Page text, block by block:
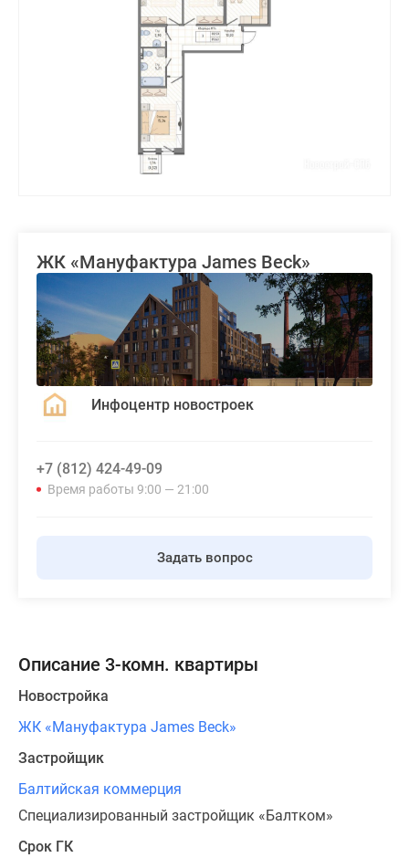
ЖК «Мануфактура James Beck»
Инфоцентр новостроек
+7 (812) 424-49-09
Время работы 9:00 — 21:00
Задать вопрос
Описание 3-комн. квартиры
Новостройка
ЖК «Мануфактура James Beck»
Застройщик
Балтийская коммерция
Специализированный застройщик «Балтком»
Срок ГК